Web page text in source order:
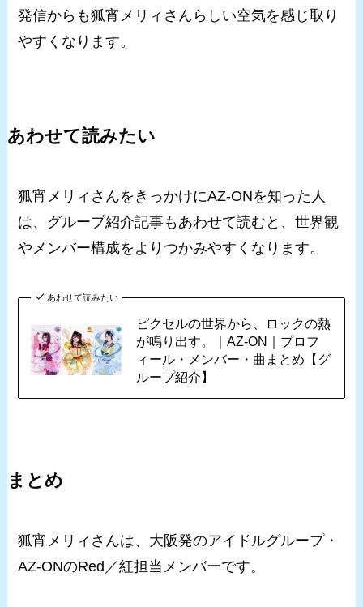
発信からも狐宵メリィさんらしい空気を感じ取り
やすくなります。
あわせて読みたい
狐宵メリィさんをきっかけにAZ-ONを知った人
は、グループ紹介記事もあわせて読むと、世界観
やメンバー構成をよりつかみやすくなります。
あわせて読みたい
ピクセルの世界から、ロックの熱
が鳴り出す。｜AZ-ON｜プロフ
ィール・メンバー・曲まとめ【グ
ループ紹介】
まとめ
狐宵メリィさんは、大阪発のアイドルグループ・
AZ-ONのRed／紅担当メンバーです。